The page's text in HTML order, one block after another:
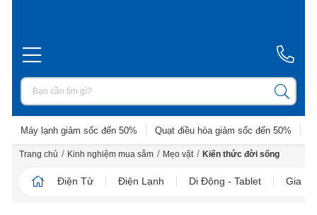
Máy lạnh giảm sốc đến 50% Quạt điều hòa giảm sốc đến 50%
Trang chủ / Kinh nghiệm mua sắm / Mẹo vặt / Kiến thức đời sống
Điện Tử Điện Lạnh Di Động - Tablet Gia